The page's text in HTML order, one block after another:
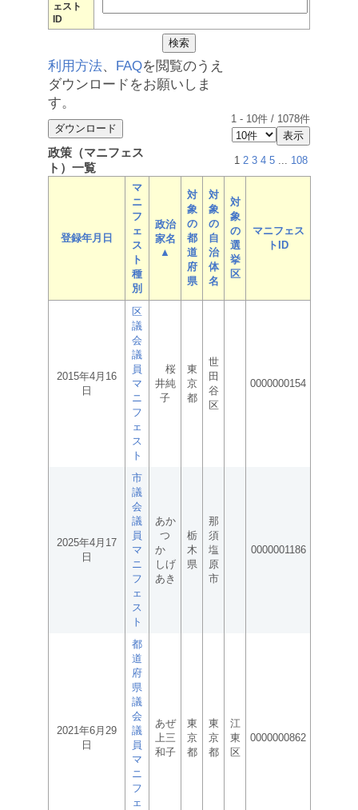
ェスト
ID
利用方法、 FAQを閲覧のうえ
ダウンロードをお願いしま
す。
1 - 10件 / 1078件
政策（マニフェス
ト）一覧
1 2 3 4 5 ... 108
登録年月日
マ
ニ
フ
ェ
ス
ト
種
別
政治
家名
▲
対
象
の
都
道
府
県
対
象
の
自
治
体
名
対
象
の
選
挙
区
マニフェス
トID
2015年4月16
日
区
議
会
議
員
マ
ニ
フ
ェ
ス
ト
桜
井純
子
東
京
都
世
田
谷
区
0000000154
2025年4月17
日
市
議
会
議
員
マ
ニ
フ
ェ
ス
ト
あか
つ
か
しげ
あき
栃
木
県
那
須
塩
原
市
0000001186
2021年6月29
日
都
道
府
県
議
会
議
員
マ
ニ
フ
ェ
あぜ
上三
和子
東
京
都
東
京
都
江
東
区
0000000862